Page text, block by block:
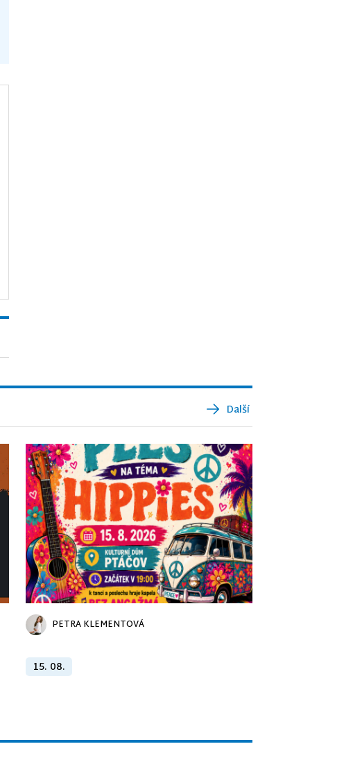
Další
PETRA KLEMENTOVÁ
15. 08.